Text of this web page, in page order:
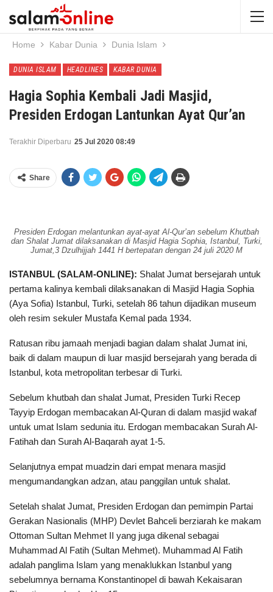
Home Kabar Dunia Dunia Islam
DUNIA ISLAM HEADLINES KABAR DUNIA
Hagia Sophia Kembali Jadi Masjid,
Presiden Erdogan Lantunkan Ayat Qur’an
Terakhir Diperbaru 25 Jul 2020 08:49
Share
Presiden Erdogan melantunkan ayat-ayat Al-Qur’an sebelum Khutbah
dan Shalat Jumat dilaksanakan di Masjid Hagia Sophia, Istanbul, Turki,
Jumat,3 Dzulhijjah 1441 H bertepatan dengan 24 juli 2020 M
ISTANBUL (SALAM-ONLINE): Shalat Jumat bersejarah untuk
pertama kalinya kembali dilaksanakan di Masjid Hagia Sophia
(Aya Sofia) Istanbul, Turki, setelah 86 tahun dijadikan museum
oleh resim sekuler Mustafa Kemal pada 1934.
Ratusan ribu jamaah menjadi bagian dalam shalat Jumat ini,
baik di dalam maupun di luar masjid bersejarah yang berada di
Istanbul, kota metropolitan terbesar di Turki.
Sebelum khutbah dan shalat Jumat, Presiden Turki Recep
Tayyip Erdogan membacakan Al-Quran di dalam masjid wakaf
untuk umat Islam sedunia itu. Erdogan membacakan Surah Al-
Fatihah dan Surah Al-Baqarah ayat 1-5.
Selanjutnya empat muadzin dari empat menara masjid
mengumandangkan adzan, atau panggilan untuk shalat.
Setelah shalat Jumat, Presiden Erdogan dan pemimpin Partai
Gerakan Nasionalis (MHP) Devlet Bahceli berziarah ke makam
Ottoman Sultan Mehmet II yang juga dikenal sebagai
Muhammad Al Fatih (Sultan Mehmet). Muhammad Al Fatih
adalah panglima Islam yang menaklukkan Istanbul yang
sebelumnya bernama Konstantinopel di bawah Kekaisaran